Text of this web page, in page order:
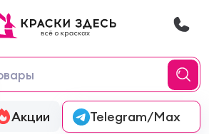
Акции Онлайн-колеровка
Telegram/Max